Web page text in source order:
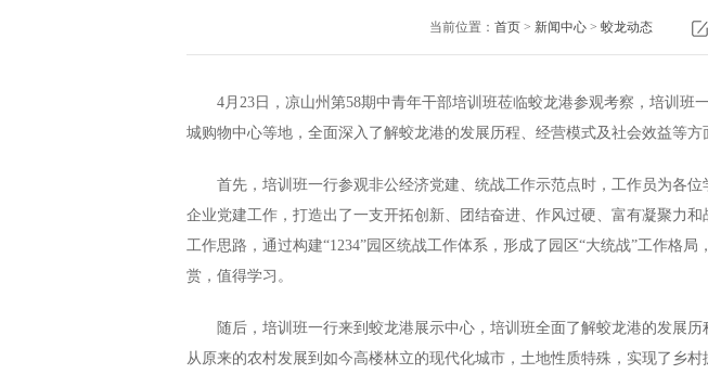
当前位置： 首页> 新闻中心> 蛟龙动态
4月23日，凉山州第58期中青年干部培训班莅临蛟龙港参观考察，培训
城购物中心等地，全面深入了解蛟龙港的发展历程、经营模式及社会效益等方
首先，培训班一行参观非公经济党建、统战工作示范点时，工作员为各
企业党建工作，打造出了一支开拓创新、团结奋进、作风过硬、富有凝聚力
工作思路，通过构建“1234”园区统战工作体系，形成了园区“大统战”工作格
赏，值得学习。
随后，培训班一行来到蛟龙港展示中心，培训班全面了解蛟龙港的发展
从原来的农村发展到如今高楼林立的现代化城市，土地性质特殊，实现了乡